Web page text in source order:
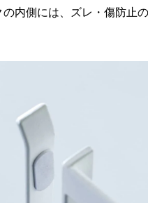
内側には、ズレ・傷防止